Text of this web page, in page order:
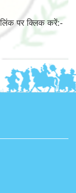
लिंक पर क्लिक करें:-